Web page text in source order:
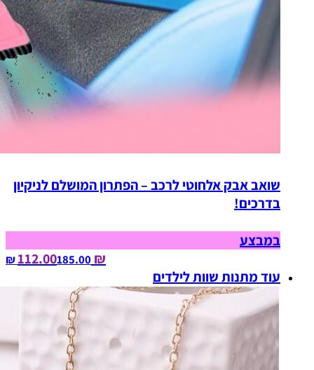
שואב אבק אלחוטי לרכב – הפתרון המושלם לניקיון
בדרכים!
במבצע
₪ 112.00
185.00‏ ₪
עוד מתנות שוות לילדים